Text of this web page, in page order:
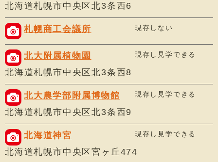
北海道札幌市中央区北3条西6
札幌商工会議所 現存しない
北大附属植物園 現存し見学できる
北海道札幌市中央区北3条西8
北大農学部附属博物館 現存し見学できる
北海道札幌市中央区北3条西9
北海道神宮 現存し見学できる
北海道札幌市中央区宮ヶ丘474